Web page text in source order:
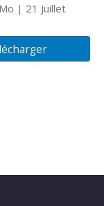
| 21 Juillet